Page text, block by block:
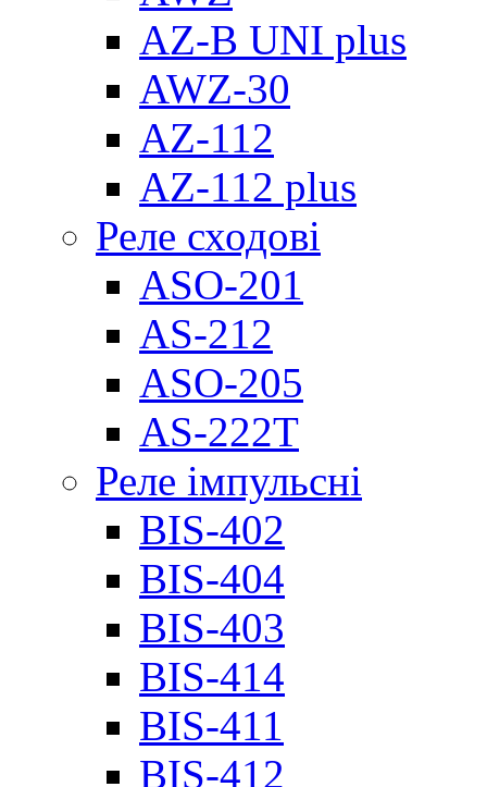
AZ-B UNI plus
AWZ-30
AZ-112
AZ-112 plus
Реле сходові
ASO-201
AS-212
ASO-205
AS-222T
Реле імпульсні
BIS-402
BIS-404
BIS-403
BIS-414
BIS-411
BIS-412